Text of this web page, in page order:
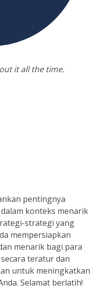
it all the time.
pentingnya
konteks menarik
strategi yang
mempersiapkan
menarik bagi para
teratur dan
untuk meningkatkan
Selamat berlatih!